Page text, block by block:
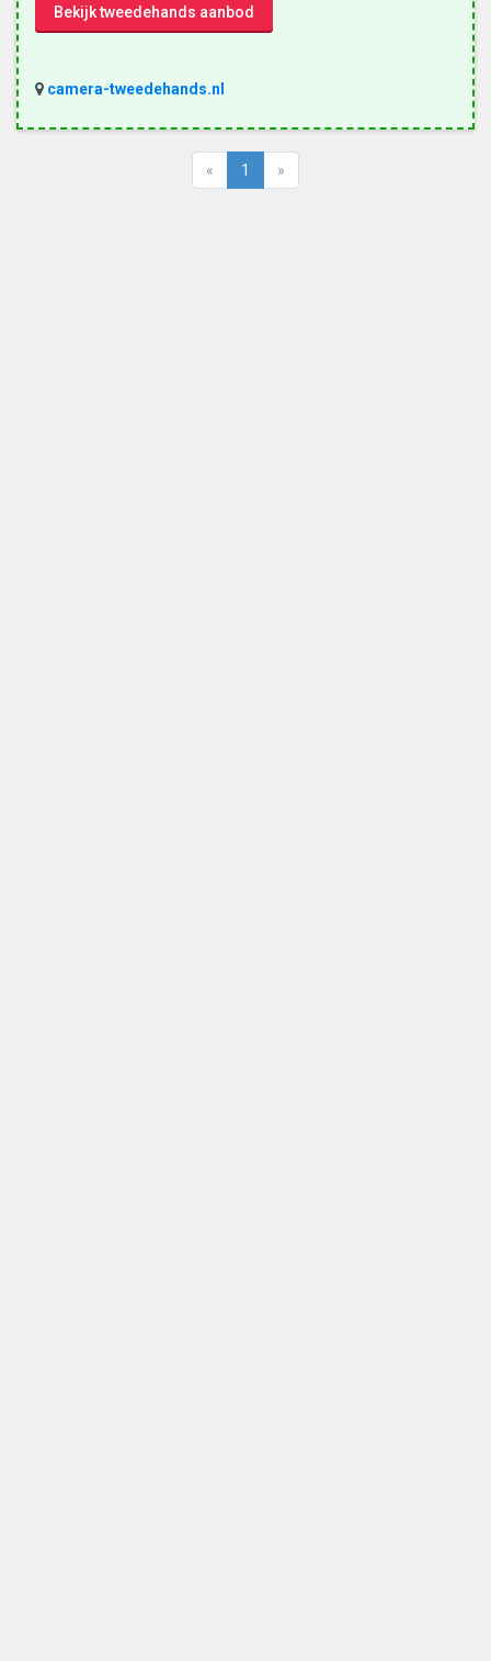
Bekijk tweedehands aanbod
camera-tweedehands.nl
« 1 »